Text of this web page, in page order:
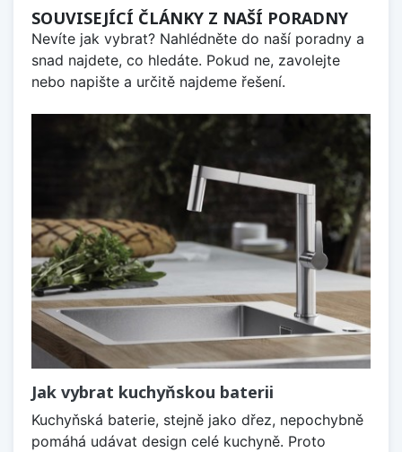
SOUVISEJÍCÍ ČLÁNKY Z NAŠÍ PORADNY
Nevíte jak vybrat? Nahlédněte do naší poradny a
snad najdete, co hledáte. Pokud ne, zavolejte
nebo napište a určitě najdeme řešení.
Jak vybrat kuchyňskou baterii
Kuchyňská baterie, stejně jako dřez, nepochybně
pomáhá udávat design celé kuchyně. Proto